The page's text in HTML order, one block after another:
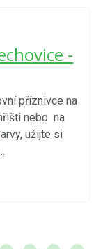
-
příznivce na
nebo na
užijte si